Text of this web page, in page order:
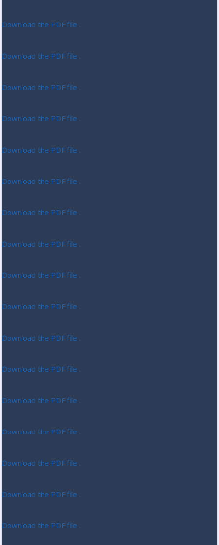
Download the PDF file .
Download the PDF file .
Download the PDF file .
Download the PDF file .
Download the PDF file .
Download the PDF file .
Download the PDF file .
Download the PDF file .
Download the PDF file .
Download the PDF file .
Download the PDF file .
Download the PDF file .
Download the PDF file .
Download the PDF file .
Download the PDF file .
Download the PDF file .
Download the PDF file .